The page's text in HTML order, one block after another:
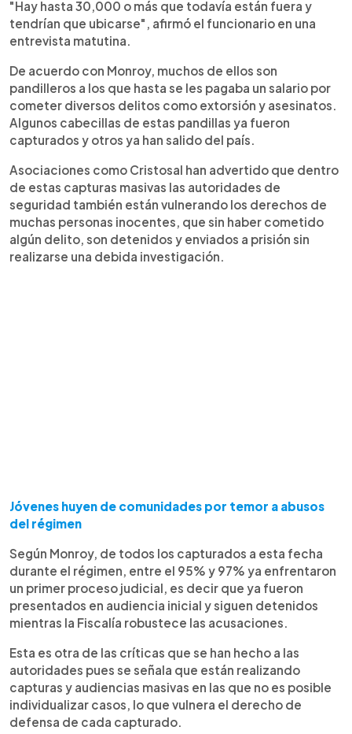
"Hay hasta 30,000 o más que todavía están fuera y
tendrían que ubicarse", afirmó el funcionario en una
entrevista matutina.
De acuerdo con Monroy, muchos de ellos son
pandilleros a los que hasta se les pagaba un salario por
cometer diversos delitos como extorsión y asesinatos.
Algunos cabecillas de estas pandillas ya fueron
capturados y otros ya han salido del país.
Asociaciones como Cristosal han advertido que dentro
de estas capturas masivas las autoridades de
seguridad también están vulnerando los derechos de
muchas personas inocentes, que sin haber cometido
algún delito, son detenidos y enviados a prisión sin
realizarse una debida investigación.
Jóvenes huyen de comunidades por temor a abusos
del régimen
Según Monroy, de todos los capturados a esta fecha
durante el régimen, entre el 95% y 97% ya enfrentaron
un primer proceso judicial, es decir que ya fueron
presentados en audiencia inicial y siguen detenidos
mientras la Fiscalía robustece las acusaciones.
Esta es otra de las críticas que se han hecho a las
autoridades pues se señala que están realizando
capturas y audiencias masivas en las que no es posible
individualizar casos, lo que vulnera el derecho de
defensa de cada capturado.